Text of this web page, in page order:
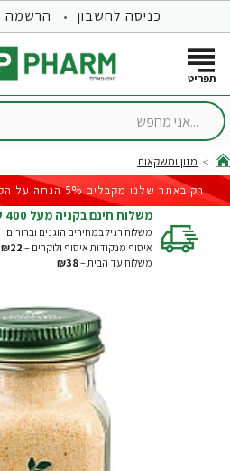
כניסה לחשבון הרשמה
...אני
home
מזון ומשקאות
רק באתר שלנו מקבלים 5% הנחה על הקנייה הבאה |
משלוח חינם בקניה מעל 400 ש"ח | דרך איפוסט עד 5 ק"ג
משלוח רגיל במחירים הוגנים וברורים:
איסוף מנקודות איסוף ולוקרים – ₪22
משלוח עד הבית –₪38